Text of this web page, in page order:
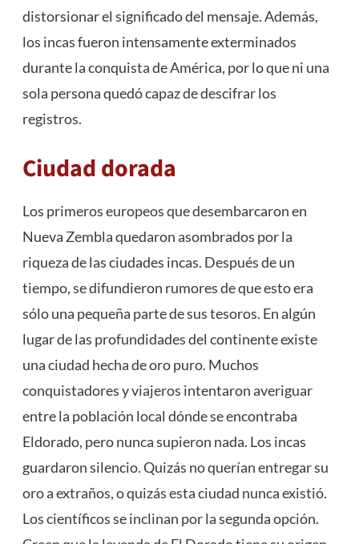
distorsionar el significado del mensaje. Además,
los incas fueron intensamente exterminados
durante la conquista de América, por lo que ni una
sola persona quedó capaz de descifrar los
registros.
Ciudad dorada
Los primeros europeos que desembarcaron en
Nueva Zembla quedaron asombrados por la
riqueza de las ciudades incas. Después de un
tiempo, se difundieron rumores de que esto era
sólo una pequeña parte de sus tesoros. En algún
lugar de las profundidades del continente existe
una ciudad hecha de oro puro. Muchos
conquistadores y viajeros intentaron averiguar
entre la población local dónde se encontraba
Eldorado, pero nunca supieron nada. Los incas
guardaron silencio. Quizás no querían entregar su
oro a extraños, o quizás esta ciudad nunca existió.
Los científicos se inclinan por la segunda opción.